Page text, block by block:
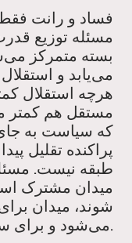
فساد و رانت فقط
مسئله توزیع
بسته متمرکز
می‌یابد و
هرچه استقلال
مستقل هم کمتر
که سیاست به
پراکنده تقلیل
طبقه نیست.
میدان مشترک
شوند، میدان
می‌شود و برای سیاست متمرکز، بازتر.